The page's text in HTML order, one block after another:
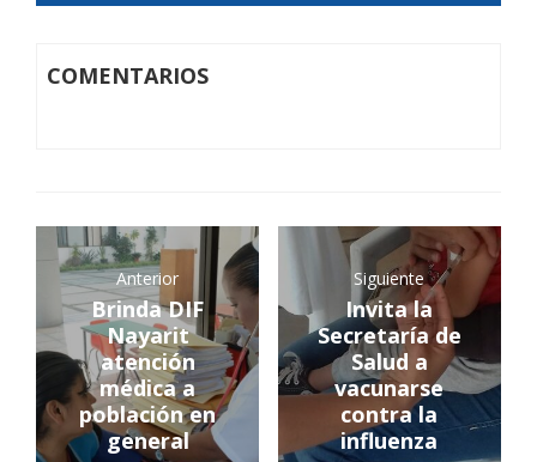
COMENTARIOS
Anterior
Brinda DIF
Nayarit
atención
médica a
población en
general
Siguiente
Invita la
Secretaría de
Salud a
vacunarse
contra la
influenza